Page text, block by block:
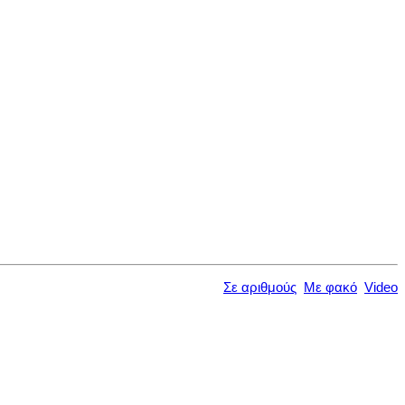
Σε αριθμούς Με φακό Video